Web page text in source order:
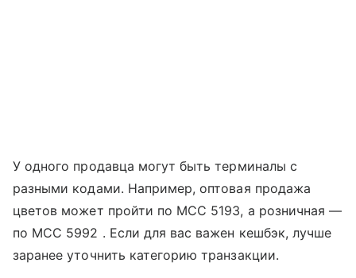
У одного продавца могут быть терминалы с
разными кодами. Например, оптовая продажа
цветов может пройти по MCC 5193, а розничная —
по MCC 5992 . Если для вас важен кешбэк, лучше
заранее уточнить категорию транзакции.